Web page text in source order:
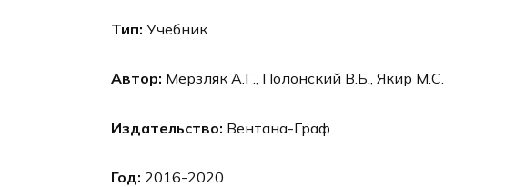
Тип: Учебник
Автор: Мерзляк А.Г., Полонский В.Б., Якир М.С.
Издательство: Вентана-Граф
Год: 2016-2020